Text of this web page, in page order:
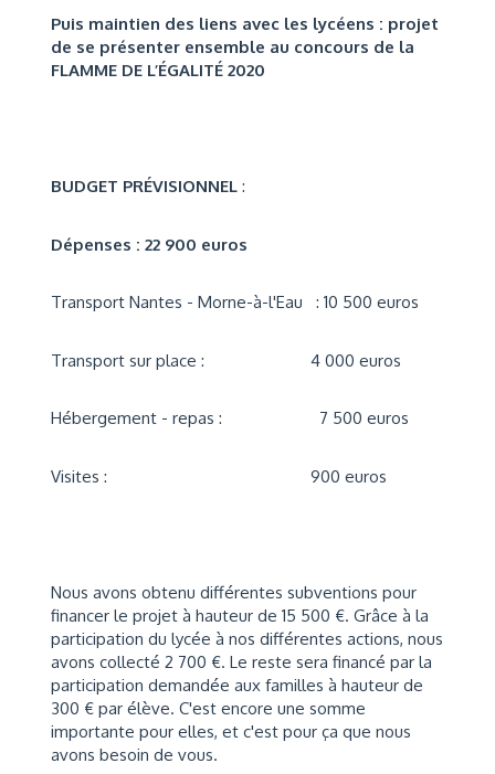
Puis maintien des liens avec les lycéens : projet
de se présenter ensemble au concours de la
FLAMME DE L’ÉGALITÉ 2020
BUDGET PRÉVISIONNEL :
Dépenses : 22 900 euros
Transport Nantes - Morne-à-l'Eau : 10 500 euros
Transport sur place : 4 000 euros
Hébergement - repas : 7 500 euros
Visites : 900 euros
Nous avons obtenu différentes subventions pour
financer le projet à hauteur de 15 500 €. Grâce à la
participation du lycée à nos différentes actions, nous
avons collecté 2 700 €. Le reste sera financé par la
participation demandée aux familles à hauteur de
300 € par élève. C'est encore une somme
importante pour elles, et c'est pour ça que nous
avons besoin de vous.